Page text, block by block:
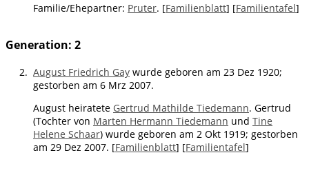
Familie/Ehepartner: Pruter. [Familienblatt] [Familientafel]
Generation: 2
2. August Friedrich Gay wurde geboren am 23 Dez 1920;
gestorben am 6 Mrz 2007.
August heiratete Gertrud Mathilde Tiedemann. Gertrud
(Tochter von Marten Hermann Tiedemann und Tine
Helene Schaar) wurde geboren am 2 Okt 1919; gestorben
am 29 Dez 2007. [Familienblatt] [Familientafel]